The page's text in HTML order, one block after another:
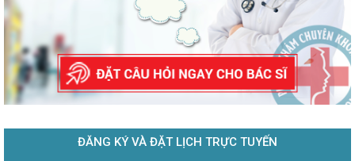
ĐĂNG KÝ VÀ ĐẶT LỊCH TRỰC TUYẾN